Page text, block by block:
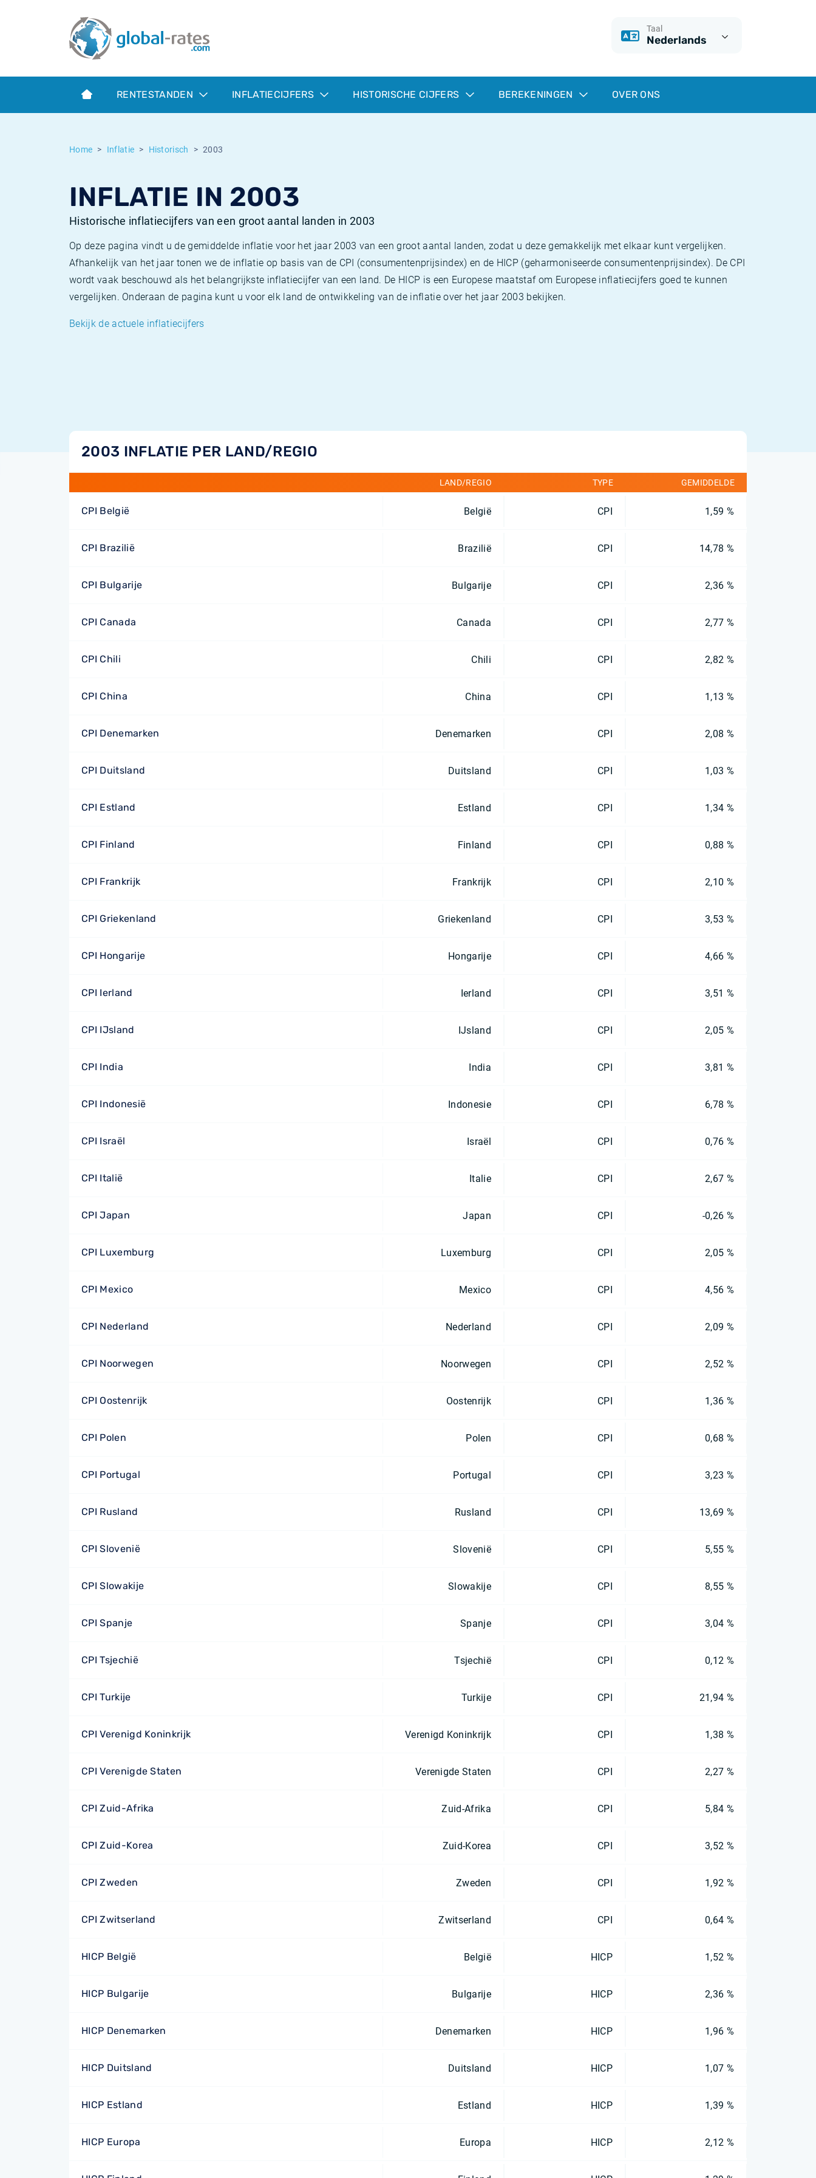
Taal
Nederlands
RENTESTANDEN INFLATIECIJFERS HISTORISCHE CIJFERS BEREKENINGEN OVER ONS
Home Inflatie Historisch 2003
INFLATIE IN 2003
Historische inflatiecijfers van een groot aantal landen in 2003
Op deze pagina vindt u de gemiddelde inflatie voor het jaar 2003 van een groot aantal landen, zodat u deze gemakkelijk met elkaar kunt vergelijken.
Afhankelijk van het jaar tonen we de inflatie op basis van de CPI (consumentenprijsindex) en de HICP (geharmoniseerde consumentenprijsindex). De CPI
wordt vaak beschouwd als het belangrijkste inflatiecijfer van een land. De HICP is een Europese maatstaf om Europese inflatiecijfers goed te kunnen
vergelijken. Onderaan de pagina kunt u voor elk land de ontwikkeling van de inflatie over het jaar 2003 bekijken.
Bekijk de actuele inflatiecijfers
2003 INFLATIE PER LAND/REGIO
LAND/REGIO TYPE GEMIDDELDE
CPI België België CPI 1,59 %
CPI Brazilië Brazilië CPI 14,78 %
CPI Bulgarije Bulgarije CPI 2,36 %
CPI Canada Canada CPI 2,77 %
CPI Chili Chili CPI 2,82 %
CPI China China CPI 1,13 %
CPI Denemarken Denemarken CPI 2,08 %
CPI Duitsland Duitsland CPI 1,03 %
CPI Estland Estland CPI 1,34 %
CPI Finland Finland CPI 0,88 %
CPI Frankrijk Frankrijk CPI 2,10 %
CPI Griekenland Griekenland CPI 3,53 %
CPI Hongarije Hongarije CPI 4,66 %
CPI Ierland Ierland CPI 3,51 %
CPI IJsland IJsland CPI 2,05 %
CPI India India CPI 3,81 %
CPI Indonesië Indonesie CPI 6,78 %
CPI Israël Israël CPI 0,76 %
CPI Italië Italie CPI 2,67 %
CPI Japan Japan CPI -0,26 %
CPI Luxemburg Luxemburg CPI 2,05 %
CPI Mexico Mexico CPI 4,56 %
CPI Nederland Nederland CPI 2,09 %
CPI Noorwegen Noorwegen CPI 2,52 %
CPI Oostenrijk Oostenrijk CPI 1,36 %
CPI Polen Polen CPI 0,68 %
CPI Portugal Portugal CPI 3,23 %
CPI Rusland Rusland CPI 13,69 %
CPI Slovenië Slovenië CPI 5,55 %
CPI Slowakije Slowakije CPI 8,55 %
CPI Spanje Spanje CPI 3,04 %
CPI Tsjechië Tsjechië CPI 0,12 %
CPI Turkije Turkije CPI 21,94 %
CPI Verenigd Koninkrijk Verenigd Koninkrijk CPI 1,38 %
CPI Verenigde Staten Verenigde Staten CPI 2,27 %
CPI Zuid-Afrika Zuid-Afrika CPI 5,84 %
CPI Zuid-Korea Zuid-Korea CPI 3,52 %
CPI Zweden Zweden CPI 1,92 %
CPI Zwitserland Zwitserland CPI 0,64 %
HICP België België HICP 1,52 %
HICP Bulgarije Bulgarije HICP 2,36 %
HICP Denemarken Denemarken HICP 1,96 %
HICP Duitsland Duitsland HICP 1,07 %
HICP Estland Estland HICP 1,39 %
HICP Europa Europa HICP 2,12 %
Term SOFR
Wat is CPI inflatie?
Wat is HICP inflatie?
Europese inflatie - HICP
Euribor historie
ESTER historie
Historische inflatie
Inflatiecalculator